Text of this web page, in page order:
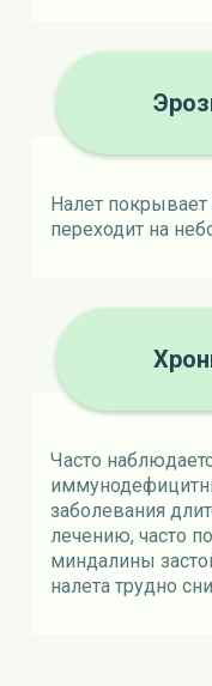
Налет
переходит на
Часто
заболевания
лечению, часто
миндалины
налета трудно